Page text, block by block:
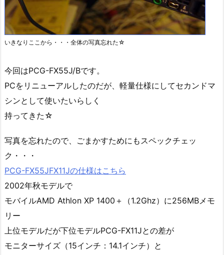
いきなりここから・・・全体の写真忘れた☆
今回はPCG-FX55J/Bです。
PCをリニューアルしたのだが、軽量仕様にしてセカンドマ
シンとして使いたいらしく
持ってきた☆
写真を忘れたので、ごまかすためにもスペックチェッ
ク・・・
PCG-FX55JFX11Jの仕様はこちら
2002年秋モデルで
モバイルAMD Athlon XP 1400＋（1.2Ghz）に256MBメモ
リー
上位モデルだが下位モデルPCG-FX11Jとの差が
モニターサイズ（15インチ：14.1インチ）と